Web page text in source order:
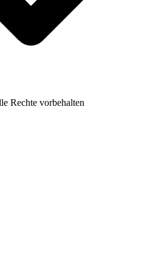
Rechte vorbehalten